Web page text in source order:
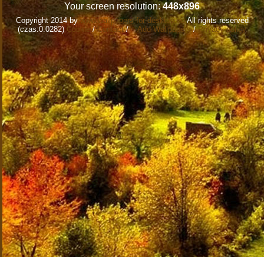
Your screen resolution:448x896
Copyright 2014 bywww.wallpapers-for-desktop.euAll rights reserved
(czas:0.0282) Cookie/Contact/+ Add Wallpapers/Privacy policy